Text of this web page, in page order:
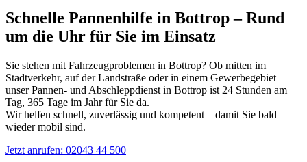
Schnelle Pannenhilfe in Bottrop – Rund
um die Uhr für Sie im Einsatz
Sie stehen mit Fahrzeugproblemen in Bottrop? Ob mitten im
Stadtverkehr, auf der Landstraße oder in einem Gewerbegebiet –
unser Pannen- und Abschleppdienst in Bottrop ist 24 Stunden am
Tag, 365 Tage im Jahr für Sie da.
Wir helfen schnell, zuverlässig und kompetent – damit Sie bald
wieder mobil sind.
Jetzt anrufen: 02043 44 500